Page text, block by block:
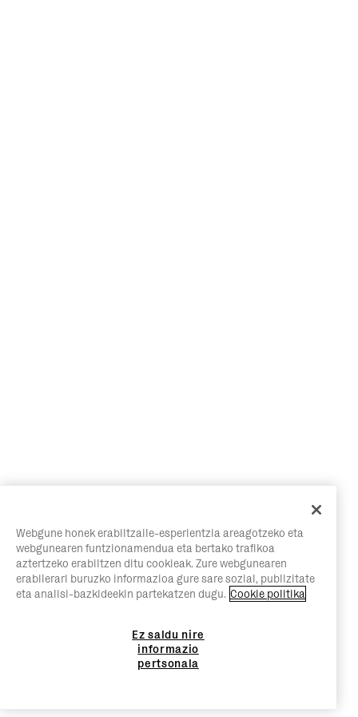
Webgune honek erabiltzaile-esperientzia areagotzeko eta
webgunearen funtzionamendua eta bertako trafikoa
aztertzeko erabiltzen ditu cookieak. Zure webgunearen
erabilerari buruzko informazioa gure sare sozial, publizitate
eta analisi-bazkideekin partekatzen dugu. Cookie politika
Ez saldu nire
informazio
pertsonala